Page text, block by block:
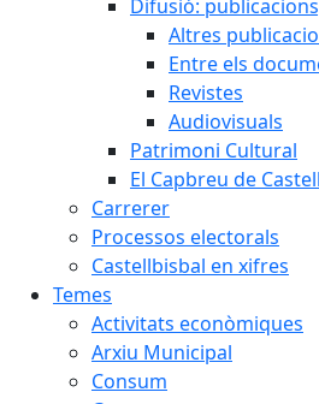
Difusió:
Altres
Entre els
Revistes
Audiovisuals
Patrimoni Cultural
El Capbreu de
Carrerer
Processos electorals
Castellbisbal en xifres
Temes
Activitats econòmiques
Arxiu Municipal
Consum